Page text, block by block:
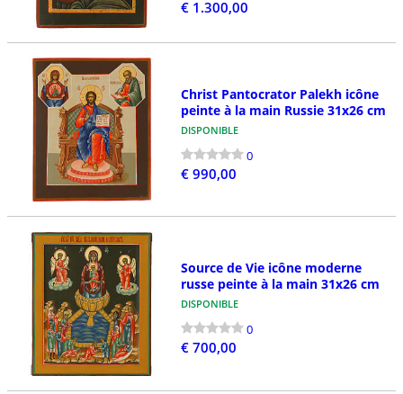
€ 1.300,00
Christ Pantocrator Palekh icône
peinte à la main Russie 31x26 cm
DISPONIBLE
0
€ 990,00
Source de Vie icône moderne
russe peinte à la main 31x26 cm
DISPONIBLE
0
€ 700,00